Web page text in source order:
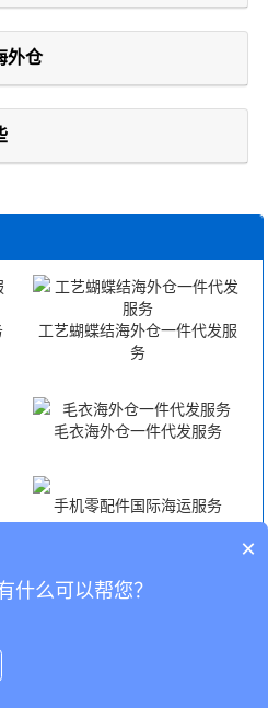
外仓
工艺蝴蝶结海外仓一件代发服
务
毛衣海外仓一件代发服务
手机零配件国际海运服务
手机零配件FBA头程
韬博供应链有限公司
×
什么可以帮您？